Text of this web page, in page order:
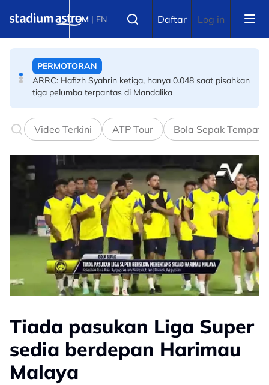
BM | EN Daftar Log in
ARRC: Hafizh Syahrin ketiga, hanya 0.048 saat pisahkan
BOLA SEPAK
Badminton Dunia BWF: Malaysia harus berdepan realiti
pahit
Video Terkini ATP Tour Bola Sepak
Tiada pasukan Liga Super
sedia berdepan Harimau
Malaya